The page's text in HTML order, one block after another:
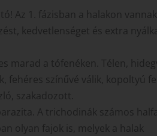
Az 1. fázisban a halakon vannak
kedvetlenséget és extra
marad a tófenéken. Télen,
fehéres színűvé válik, kopoltyú
szakadozott.
A trichodinák számos
olyan fajok is, melyek a halak